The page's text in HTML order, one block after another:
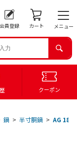
会員登録 カート メニュー
クーポン
鍋 > 半寸胴鍋 > AG 18-